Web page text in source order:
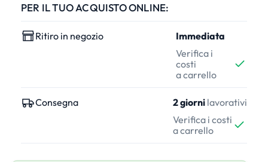
PER IL TUO ACQUISTO ONLINE:
Ritiro in negozio
Immediata
Verifica i
costi
a carrello
Consegna 2 giorni lavorativi
Verifica i costi
a carrello